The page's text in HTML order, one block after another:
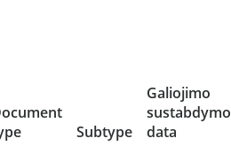
Subtype
Galiojimo
sustabdymo
data